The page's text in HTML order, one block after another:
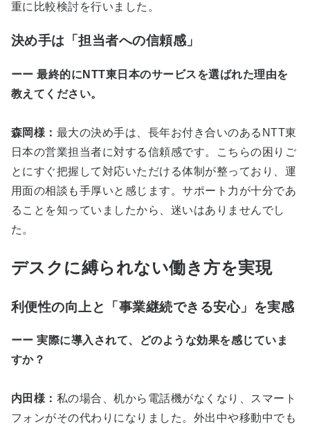
重に比較検討を行いました。
決め手は「担当者への信頼感」
ーー 最終的にNTT東日本のサービスを選ばれた理由を
教えてください。
森岡様： 最大の決め手は、長年お付き合いのあるNTT東
日本の営業担当者に対する信頼感です。こちらの困りご
とにすぐ把握して対応いただける体制が整っており、運
用面の相談も手厚いと感じます。サポート力が十分であ
ることを知っていましたから、迷いはありませんでし
た。
デスクに縛られない働き方を実現
利便性の向上と「事業継続できる安心」を実感
ーー 実際に導入されて、どのような効果を感じていま
すか？
内田様： 私の場合、机から電話機がなくなり、スマート
フォンがその代わりになりました。外出中や移動中でも